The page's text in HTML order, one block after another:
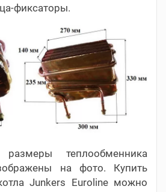
фиксаторы.
теплообменника
на фото. Купить
Junkers Euroline можно